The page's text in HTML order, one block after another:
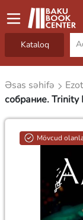
Kataloq
Əsas səhifə
собрание. Trinity
Mövcud